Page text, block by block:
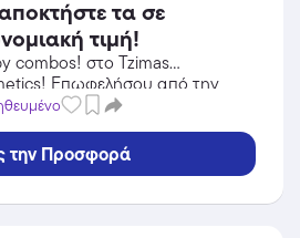
τα σε
τιμή!
combos! στο Tzimas
Επωφελήσου από την
σε Προσωπική Φροντίδα /
του Tzimas Cosmetics και
από τις εκπτώσεις!
την Προσφορά